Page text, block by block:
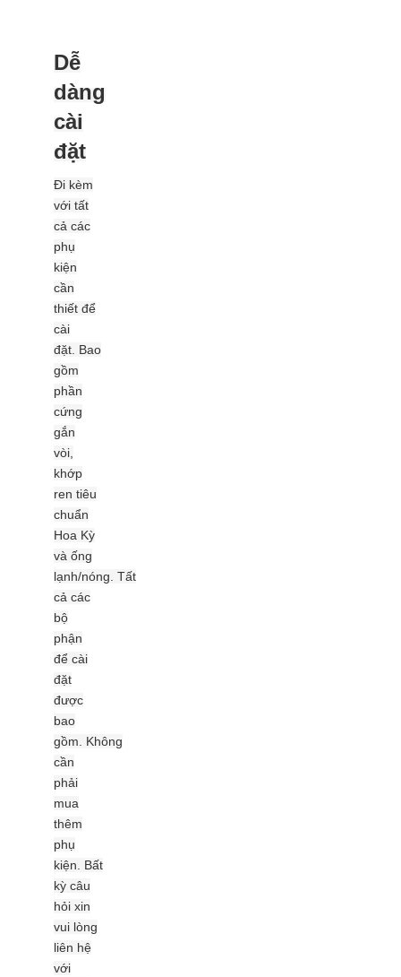
Dễ
dàng
cài
đặt
Đi kèm
với tất
cả các
phụ
kiện
cần
thiết để
cài
đặt. Bao
gồm
phần
cứng
gắn
vòi,
khớp
ren tiêu
chuẩn
Hoa Kỳ
và ống
lạnh/nóng. Tất
cả các
bộ
phận
để cài
đặt
được
bao
gồm. Không
cần
phải
mua
thêm
phụ
kiện. Bất
kỳ câu
hỏi xin
vui lòng
liên hệ
với